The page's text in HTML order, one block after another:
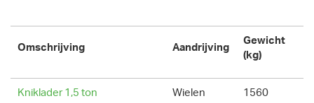
Omschrijving Aandrijving
Gewicht
(kg)
Kniklader 1,5 ton Wielen 1560